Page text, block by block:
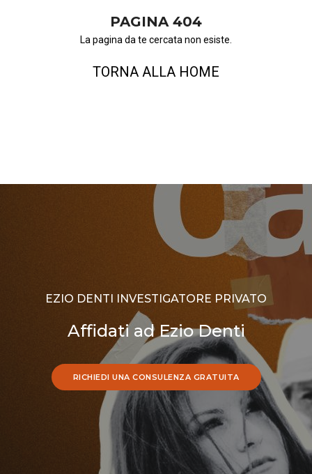
PAGINA 404
La pagina da te cercata non esiste.
TORNA ALLA HOME
EZIO DENTI INVESTIGATORE PRIVATO
Affidati ad Ezio Denti
RICHIEDI UNA CONSULENZA GRATUITA